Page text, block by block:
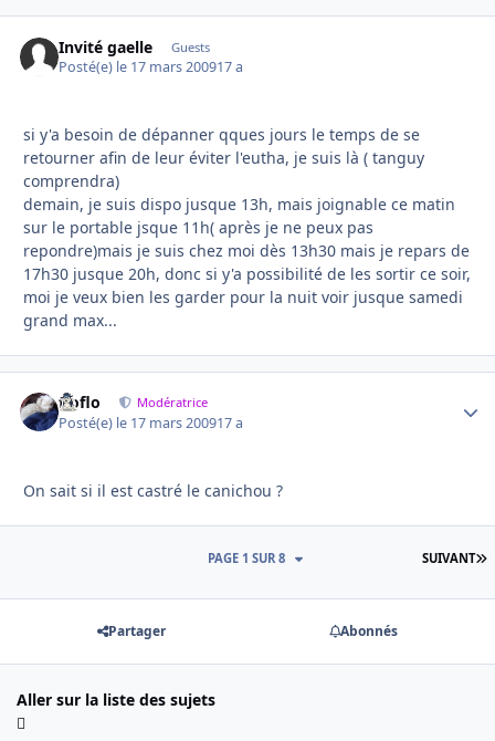
Invité gaelle Guests
Posté(e) le 17 mars 200917 a
si y'a besoin de dépanner qques jours le temps de se
retourner afin de leur éviter l'eutha, je suis là ( tanguy
comprendra)
demain, je suis dispo jusque 13h, mais joignable ce matin
sur le portable jsque 11h( après je ne peux pas
repondre)mais je suis chez moi dès 13h30 mais je repars de
17h30 jusque 20h, donc si y'a possibilité de les sortir ce soir,
moi je veux bien les garder pour la nuit voir jusque samedi
grand max...
floflo Modératrice
Posté(e) le 17 mars 200917 a
On sait si il est castré le canichou ?
SUIVANT
PAGE 1 SUR 8
Partager Abonnés
Aller sur la liste des sujets